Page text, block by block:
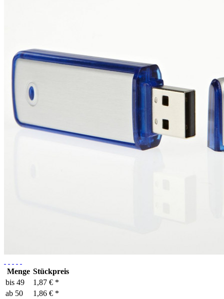
Menge Stückpreis
bis 49
1,87 € *
ab 50
1,86 € *